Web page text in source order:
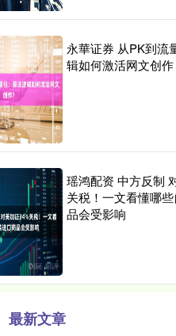
永華证券 从PK到流
辑如何激活网文创作
瑶鸿配资 中方反制
关税！一文看懂哪
品会受影响
最新文章